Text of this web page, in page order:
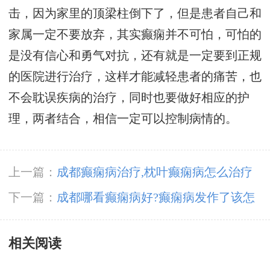
击，因为家里的顶梁柱倒下了，但是患者自己和
家属一定不要放弃，其实癫痫并不可怕，可怕的
是没有信心和勇气对抗，还有就是一定要到正规
的医院进行治疗，这样才能减轻患者的痛苦，也
不会耽误疾病的治疗，同时也要做好相应的护
理，两者结合，相信一定可以控制病情的。
上一篇： 成都癫痫病治疗,枕叶癫痫病怎么治疗
好呢?
下一篇： 成都哪看癫痫病好?癫痫病发作了该怎
么办?
相关阅读